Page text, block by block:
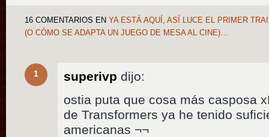
16 COMENTARIOS EN YA ESTÁ AQUÍ, ASÍ LUCE EL PRIMER
(O CÓMO SE ADAPTA UN JUEGO DE MESA AL CINE)…
1 superivp dijo:
ostia puta que cosa más casposa
de Transformers ya he tenido
americanas ¬¬